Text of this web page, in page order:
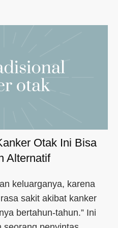
Otak Ini Bisa
Alternatif
keluarganya, karena
sakit akibat kanker
bertahun-tahun.” Ini